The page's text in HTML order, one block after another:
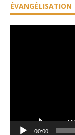
ÉVANGÉLISATION
00:00